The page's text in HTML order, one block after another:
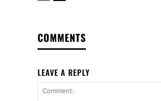
COMMENTS
LEAVE A REPLY